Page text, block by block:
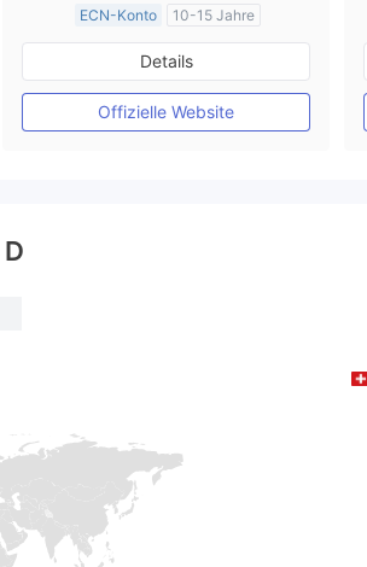
ECN-Konto
10-15 Jahre
AustralienRegulierung
Market Making (MM)
MT4-Volllizenz
Details
Offizielle Website
D